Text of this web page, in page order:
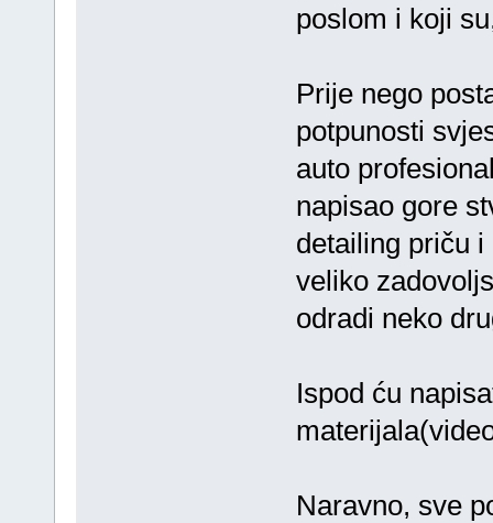
poslom i koji
Prije nego
potpunosti
auto
napisao gore
detailing priču
veliko
odradi neko
Ispod ću
Naravno, sve